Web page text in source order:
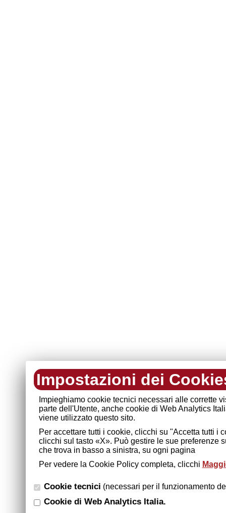
Impostazioni dei
Impieghiamo cookie tecnici necessari alle corrette
parte dell'Utente, anche cookie di Web Analytics
viene utilizzato questo sito.
Per accettare tutti i cookie, clicchi su "Accetta tutti
clicchi sul tasto «X». Può gestire le sue preferenze
che trova in basso a sinistra, su ogni pagina
Per vedere la Cookie Policy completa, clicchi
Cookie tecnici (necessari per il funzionamento
Cookie di Web Analytics Italia.